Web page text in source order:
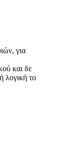
για
και δε
λογική το